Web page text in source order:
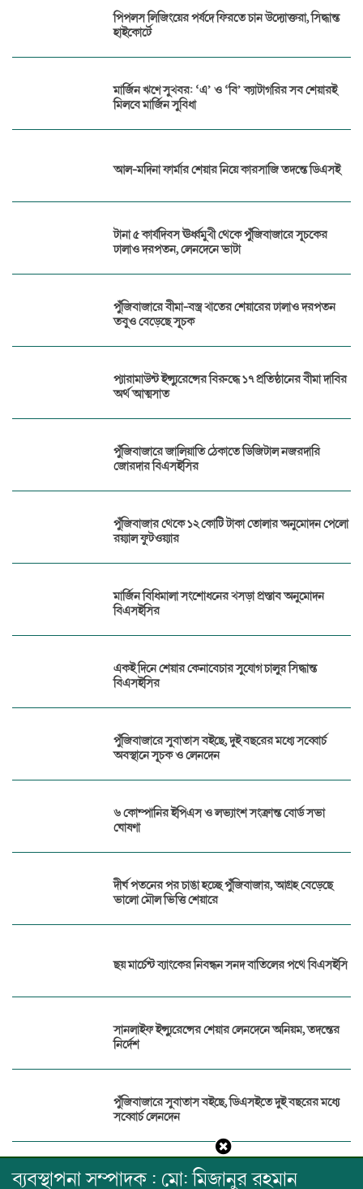
পিপলস লিজিংয়ের পর্ষদে ফিরতে চান উদ্যোক্তরা, সিদ্ধান্ত
হাইকোর্টে
মার্জিন ঋণে সুখবর: ‘এ’ ও ‘বি’ ক্যাটাগরির সব শেয়ারই
মিলবে মার্জিন সুবিধা
আল-মদিনা ফার্মার শেয়ার নিয়ে কারসাজি তদন্তে ডিএসই
টানা ৫ কার্যদিবস ঊর্ধ্বমুখী থেকে পুঁজিবাজারে সূচকের
ঢালাও দরপতন, লেনদেনে ভাটা
পুঁজিবাজারে বীমা-বস্ত্র খাতের শেয়ারের ঢালাও দরপতন
তবুও বেড়েছে সূচক
প্যারামাউন্ট ইন্স্যুরেন্সের বিরুদ্ধে ১৭ প্রতিষ্ঠানের বীমা দাবির
অর্থ আত্মসাত
পুঁজিবাজারে জালিয়াতি ঠেকাতে ডিজিটাল নজরদারি
জোরদার বিএসইসির
পুঁজিবাজার থেকে ১২ কোটি টাকা তোলার অনুমোদন পেলো
রয়্যাল ফুটওয়্যার
মার্জিন বিধিমালা সংশোধনের খসড়া প্রস্তাব অনুমোদন
বিএসইসির
একই দিনে শেয়ার কেনাবেচার সুযোগ চালুর সিদ্ধান্ত
বিএসইসির
পুঁজিবাজারে সুবাতাস বইছে, দুই বছরের মধ্যে সব্বোর্চ
অবস্থানে সূচক ও লেনদেন
৬ কোম্পানির ইপিএস ও লভ্যাংশ সংক্রান্ত বোর্ড সভা
ঘোষণা
দীর্ঘ পতনের পর চাঙা হচ্ছে পুঁজিবাজার, আগ্রহ বেড়েছে
ভালো মৌল ভিত্তি শেয়ারে
ছয় মার্চেন্ট ব্যাংকের নিবন্ধন সনদ বাতিলের পথে বিএসইসি
সানলাইফ ইন্স্যুরেন্সের শেয়ার লেনদেনে অনিয়ম, তদন্তের
নির্দেশ
পুঁজিবাজারে সুবাতাস বইছে, ডিএসইতে দুই বছরের মধ্যে
সব্বোর্চ লেনদেন
ব্যবস্থাপনা সম্পাদক : মো: মিজানুর রহমান